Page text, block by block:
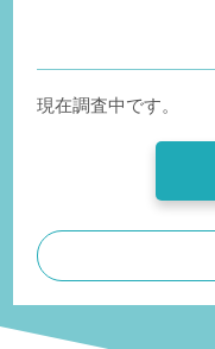
現在調査中です。